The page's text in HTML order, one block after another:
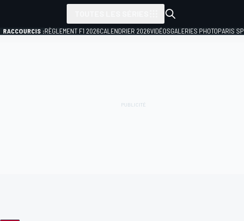
RACCOURCIS :RÈGLEMENT F1 2026CALENDRIER 2026VIDÉOSGALERIES PHOTOPARIS